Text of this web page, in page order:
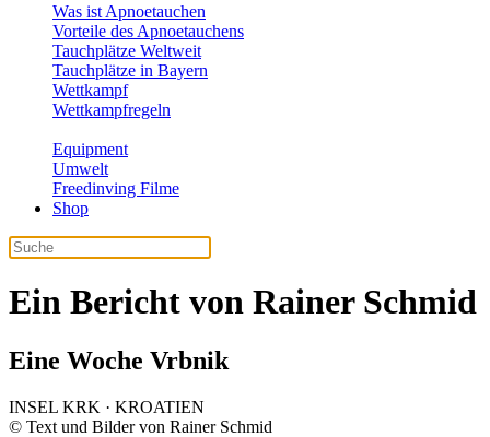
Was ist Apnoetauchen
Vorteile des Apnoetauchens
Tauchplätze Weltweit
Tauchplätze in Bayern
Wettkampf
Wettkampfregeln
Equipment
Umwelt
Freedinving Filme
Shop
Ein Bericht von Rainer Schmid
Eine Woche Vrbnik
INSEL KRK · KROATIEN
© Text und Bilder von Rainer Schmid